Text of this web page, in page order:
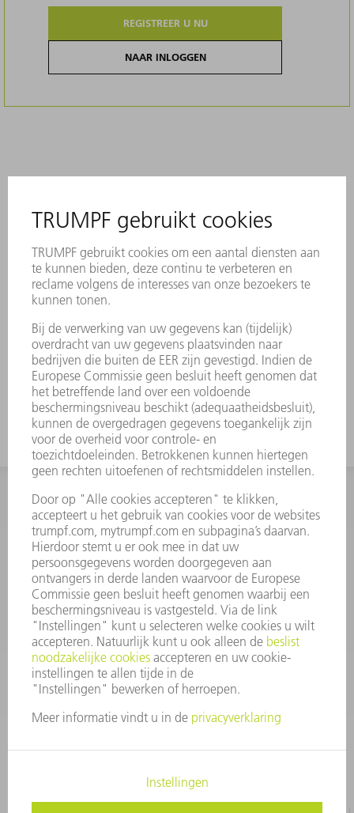
REGISTREER U NU
NAAR INLOGGEN
INFORMATIE
Veel gestelde vragen
Algemene voorwaarden
CONTACT
+31 88 4002 400
Ma. - vr. 8.00 - 17.00 uur
onderdelen.tnl@de.trumpf.com